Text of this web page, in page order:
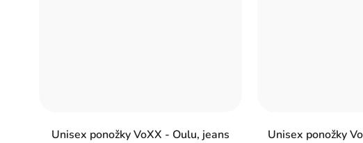
Unisex ponožky VoXX - Oulu, jeans Unisex ponožky